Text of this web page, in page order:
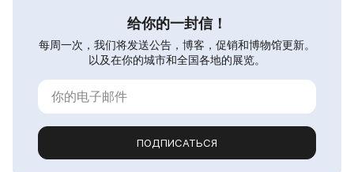
给你的一封信！
每周一次，我们将发送公告，博客，促销和博物馆更新。
以及在你的城市和全国各地的展览。
ПОДПИСАТЬСЯ